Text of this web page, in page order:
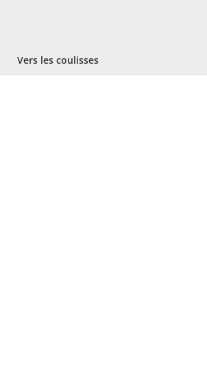
Vers les coulisses